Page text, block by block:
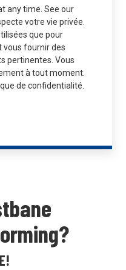
any time. See our
votre vie privée.
que pour
vous fournir des
pertinentes. Vous
à tout moment.
de confidentialité.